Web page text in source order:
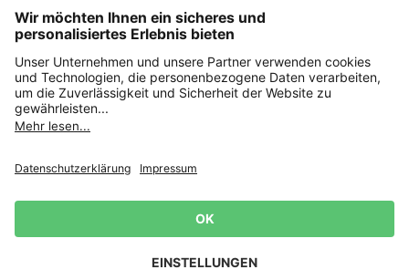
Sicher einkaufen mit
Widerrufsrecht
Impressum
Newsletter
Jetzt
Zur Anmeldung